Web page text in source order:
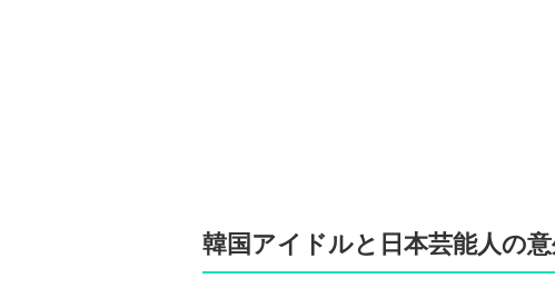
韓国アイドルと日本芸能人の